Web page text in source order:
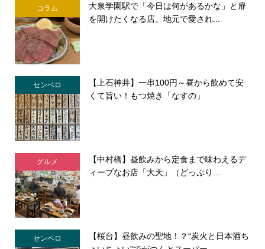
コラム
大泉学園駅で「今日は何があるかな」と扉
を開けたくなる店。地元で愛され...
センベロ
【上石神井】一串100円～昼から飲めて安
くて旨い！もつ焼き「なすの」
グルメ
【中村橋】昼飲みから定食まで味わえるデ
ィープなお店「大天」（どっぷり...
センベロ
【桜台】昼飲みの聖地！？“炭火と日本酒ち